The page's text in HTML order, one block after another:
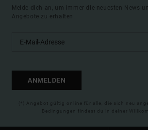
Melde dich an, um immer die neuesten News
Angebote zu erhalten.
ANMELDEN
(*) Angebot gültig online für alle, die sich neu
Bedingungen findest du in deiner